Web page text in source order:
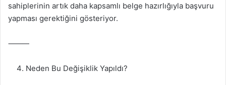
sahiplerinin artık daha kapsamlı belge hazırlığıyla başvuru
yapması gerektiğini gösteriyor.
⸻
Neden Bu Değişiklik Yapıldı?